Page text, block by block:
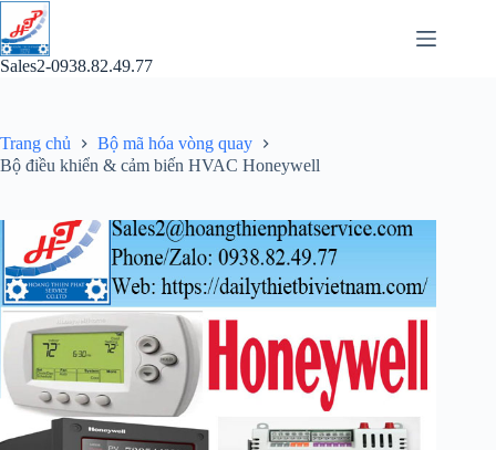
Chuyển
đến
phần
nội
Sales2-0938.82.49.77
Trang chủ
Bộ mã hóa vòng quay
Bộ điều khiển & cảm biến HVAC Honeywell